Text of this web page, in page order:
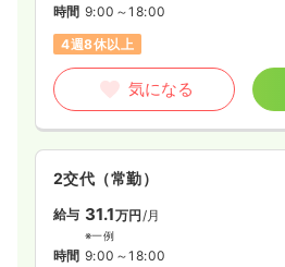
時間 9:00～18:00
4週8休以上
気になる
2交代（常勤）
給与 31.1万円 /月
※一例
時間 9:00～18:00